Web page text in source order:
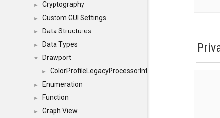
► Cryptography
► Custom GUI Settings
► Data Structures
► Data Types
▼ Drawport
► ColorProfileLegacyProcessorInterface
► Enumeration
► Function
► Graph View